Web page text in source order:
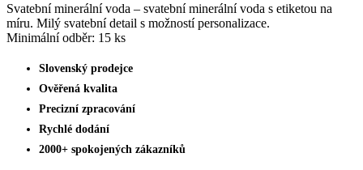
Svatební minerální voda – svatební minerální voda s etiketou na
míru. Milý svatební detail s možností personalizace.
Minimální odběr: 15 ks
Slovenský prodejce
Ověřená kvalita
Precizní zpracování
Rychlé dodání
2000+ spokojených zákazníků